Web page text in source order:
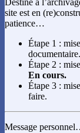
Destiné à
site est en
patience…
Étape 1 :
Étape 2 :
En cours.
Étape 3 :
faire.
Message